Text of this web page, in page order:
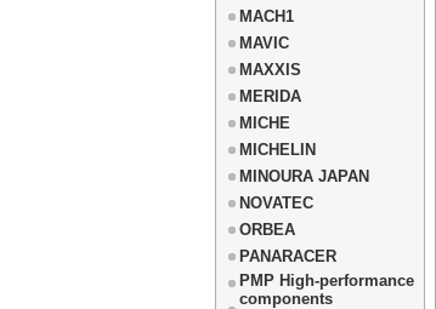
MACH1
MAVIC
MAXXIS
MERIDA
MICHE
MICHELIN
MINOURA JAPAN
NOVATEC
ORBEA
PANARACER
PMP High-performance
components